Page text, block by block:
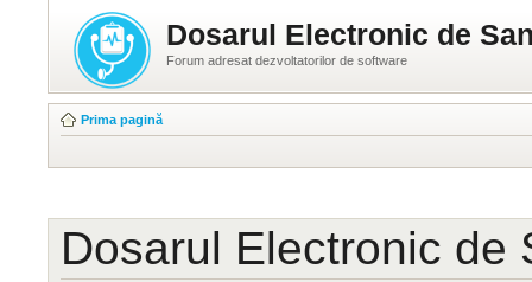
Dosarul Electronic de
Forum adresat dezvoltatorilor de software
Prima pagină
Dosarul Electronic de